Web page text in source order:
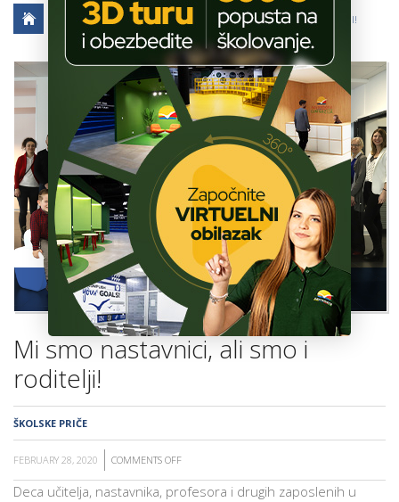
PROGRAM
SAVREMENO
OBRAZOVANJE
IT I
TEHNOLOGIJA
VESTI
ERASMUS+
OSNOVNA
ŠKOLA
AKTUELNO ŠKOLSKE PRIČE MI SMO NASTAVNICI, ALI SMO I RODITELJI!
Mi smo nastavnici, ali smo i
roditelji!
ŠKOLSKE PRIČE
FEBRUARY 28, 2020 COMMENTS OFF
MI
Deca učitelja, nastavnika, profesora i drugih zaposlenih u